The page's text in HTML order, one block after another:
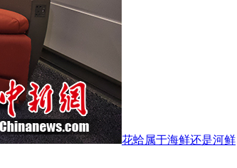
花蛤属于海鲜还是河鲜